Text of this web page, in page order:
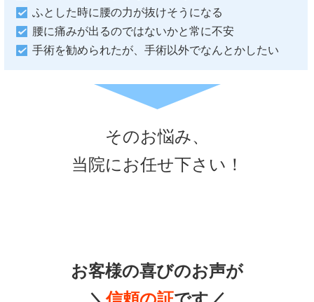
ふとした時に腰の力が抜けそうになる
腰に痛みが出るのではないかと常に不安
手術を勧められたが、手術以外でなんとかしたい
そのお悩み、
当院にお任せ下さい！
お客様の喜びのお声が